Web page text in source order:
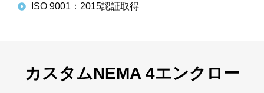
ISO 9001：2015認証取得
カスタムNEMA 4エンクロー